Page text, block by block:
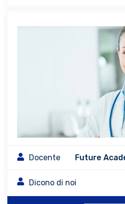
Docente Future
Dicono di noi